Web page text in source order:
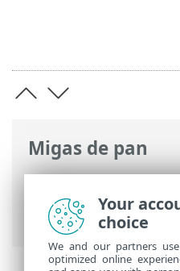
Migas de pan
Ayuda en línea de
On-Prem
>Interfaz
Webmin
>
Your
choice
We and our partners
optimized online